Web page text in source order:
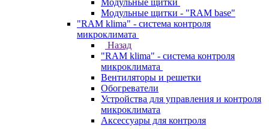
Модульные щитки
Модульные щитки - "RAM base"
"RAM klima" - система контроля
микроклимата
Назад
"RAM klima" - система контроля
микроклимата
Вентиляторы и решетки
Обогреватели
Устройства для управления и контроля
микроклимата
Аксессуары для контроля